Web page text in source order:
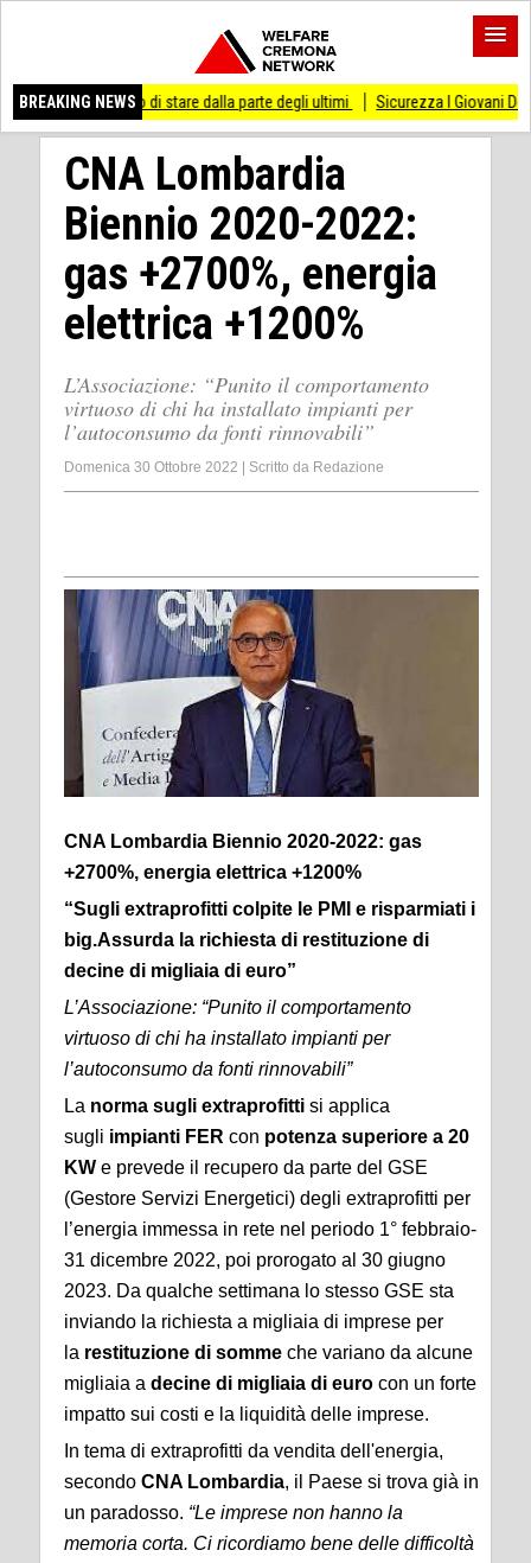
BREAKING NEWS
di stare dalla parte degli ultimi Sicurezza I Giovani Democratici
CNA Lombardia
Biennio 2020-2022:
gas +2700%, energia
elettrica +1200%
L’Associazione: “Punito il comportamento
virtuoso di chi ha installato impianti per
l’autoconsumo da fonti rinnovabili”
Domenica 30 Ottobre 2022 Scritto da Redazione
CNA Lombardia Biennio 2020-2022: gas
+2700%, energia elettrica +1200%
“Sugli extraprofitti colpite le PMI e risparmiati i
big.Assurda la richiesta di restituzione di
decine di migliaia di euro”
L’Associazione: “Punito il comportamento
virtuoso di chi ha installato impianti per
l’autoconsumo da fonti rinnovabili”
La norma sugli extraprofitti si applica
sugli impianti FER con potenza superiore a 20
KW e prevede il recupero da parte del GSE
(Gestore Servizi Energetici) degli extraprofitti per
l’energia immessa in rete nel periodo 1° febbraio-
31 dicembre 2022, poi prorogato al 30 giugno
2023. Da qualche settimana lo stesso GSE sta
inviando la richiesta a migliaia di imprese per
la restituzione di somme che variano da alcune
migliaia a decine di migliaia di euro con un forte
impatto sui costi e la liquidità delle imprese.
In tema di extraprofitti da vendita dell'energia,
secondo CNA Lombardia, il Paese si trova già in
un paradosso. “Le imprese non hanno la
memoria corta. Ci ricordiamo bene delle difficoltà